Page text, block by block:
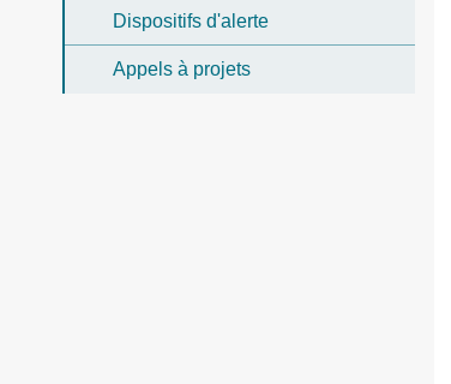
Dispositifs d'alerte
Appels à projets